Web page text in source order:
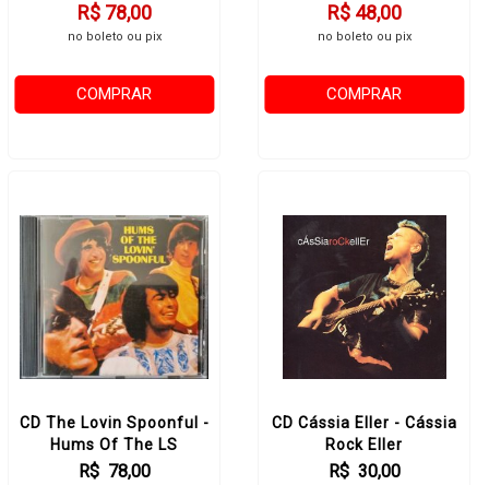
R$ 78,00
no boleto ou pix
COMPRAR
R$ 48,00
no boleto ou pix
COMPRAR
CD The Lovin Spoonful -
Hums Of The LS
R$ 78,00
CD Cássia Eller - Cássia
Rock Eller
R$ 30,00